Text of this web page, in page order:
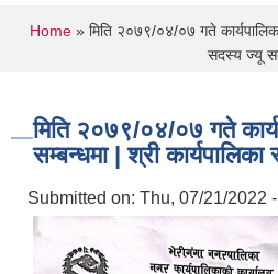
You are here
Home » मिति २०७९/०४/०७ गते
सदस्य ज्यू
मिति २०७९/०४/०७ गते
सम्बन्धमा | श्री
Submitted on: Thu, 07/21/2022